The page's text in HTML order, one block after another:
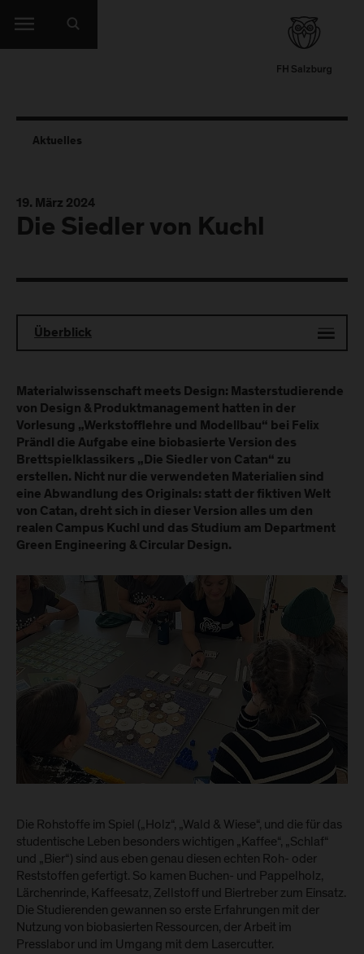
Aktuelles
19. März 2024
Die Siedler von Kuchl
Überblick
Materialwissenschaft meets Design: Masterstudierende
von Design & Produktmanagement hatten in der
Vorlesung „Werkstofflehre und Modellbau“ bei Felix
Prändl die Aufgabe eine biobasierte Version des
Brettspielklassikers „Die Siedler von Catan“ zu
erstellen. Nicht nur die verwendeten Materialien sind
eine Abwandlung des Originals: statt der fiktiven Welt
von Catan, dreht sich in dieser Version alles um den
realen Campus Kuchl und das Studium am Department
Green Engineering & Circular Design.
Die Rohstoffe im Spiel („Holz“, „Wald & Wiese“, und die für das
studentische Leben besonders wichtigen „Kaffee“, „Schlaf“
und „Bier“) sind aus eben genau diesen echten Roh- oder
Reststoffen gefertigt. So kamen Buchen- und Pappelholz,
Lärchenrinde, Kaffeesatz, Zellstoff und Biertreber zum Einsatz.
Die Studierenden gewannen so erste Erfahrungen mit der
Nutzung von biobasierten Ressourcen, der Arbeit im
Presslabor und im Umgang mit dem Lasercutter.